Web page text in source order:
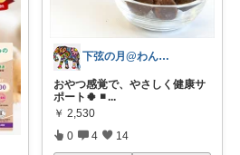
下弦の月@わんにゃん日和
おやつ感覚で、やさしく健康サ
ポート🍀 ◾ ...
￥ 2,530
0 4 14